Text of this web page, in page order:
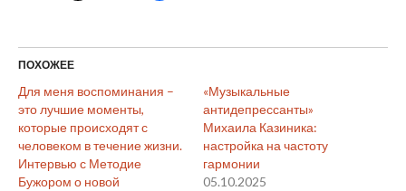
ПОХОЖЕЕ
Для меня воспоминания –
это лучшие моменты,
которые происходят с
человеком в течение жизни.
Интервью с Методие
Бужором о новой
«Музыкальные
антидепрессанты»
Михаила Казиника:
настройка на частоту
гармонии
05.10.2025